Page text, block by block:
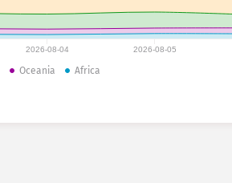
2026-08-04 2026-08-05
Oceania Africa